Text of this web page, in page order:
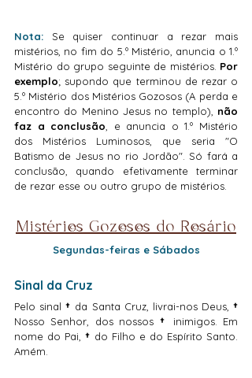
Nota: Se quiser continuar a rezar mais
mistérios, no fim do 5.º Mistério, anuncia o 1.º
Mistério do grupo seguinte de mistérios. Por
exemplo; supondo que terminou de rezar o
5.º Mistério dos Mistérios Gozosos (A perda e
encontro do Menino Jesus no templo), não
faz a conclusão, e anuncia o 1.º Mistério
dos Mistérios Luminosos, que seria "O
Batismo de Jesus no rio Jordão". Só fará a
conclusão, quando efetivamente terminar
de rezar esse ou outro grupo de mistérios.
Mistérios Gozosos do Rosário
Segundas-feiras e Sábados
Sinal da Cruz
Pelo sinal † da Santa Cruz, livrai-nos Deus,
Nosso Senhor, dos nossos † inimigos. Em
nome do Pai, † do Filho e do Espírito Santo.
Amém.